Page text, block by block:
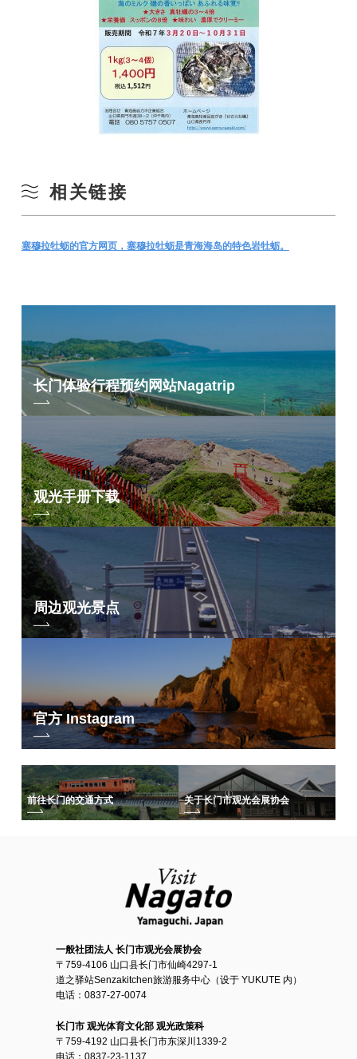
相关链接
塞穆拉牡蛎的官方网页，塞穆拉牡蛎是青海海岛的特色岩牡蛎。
长门体验行程预约网站Nagatrip
观光手册下载
周边观光景点
官方 Instagram
前往长门的交通方式 关于长门市观光会展协会
一般社团法人 长门市观光会展协会
〒759-4106 山口县长门市仙崎4297-1
道之驿站Senzakitchen旅游服务中心（设于 YUKUTE 内）
电话：0837-27-0074
长门市 观光体育文化部 观光政策科
〒759-4192 山口县长门市东深川1339-2